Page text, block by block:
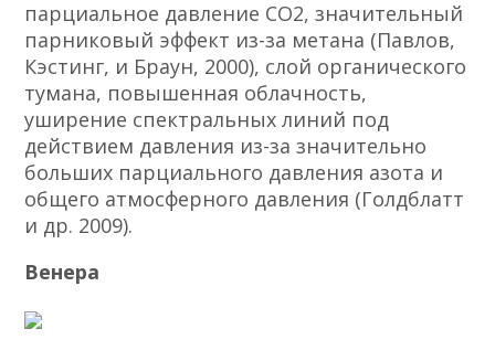
парциальное давление CO2, значительный
парниковый эффект из-за метана (Павлов,
Кэстинг, и Браун, 2000), слой органического
тумана, повышенная облачность,
уширение спектральных линий под
действием давления из-за значительно
больших парциального давления азота и
общего атмосферного давления (Голдблатт
и др. 2009).
Венера